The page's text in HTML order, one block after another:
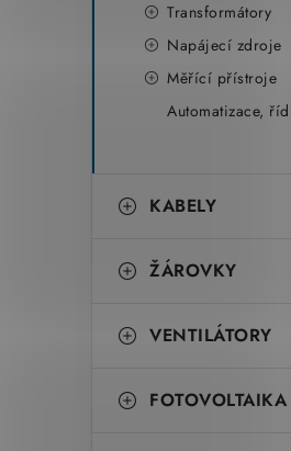
Transformátory
Napájecí zdroje
Měřící přístroje
Automatizace,
KABELY
ŽÁROVKY
VENTILÁTORY
FOTOVOLTAIKA